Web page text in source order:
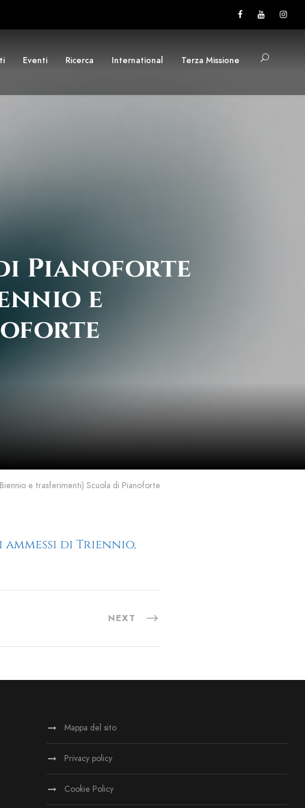
Eventi Ricerca International Terza Missione
Pianoforte
e
e trasferimenti) Scuola di Pianoforte
di Triennio,
NEXT
Mappa del sito
Privacy policy
Cookie Policy